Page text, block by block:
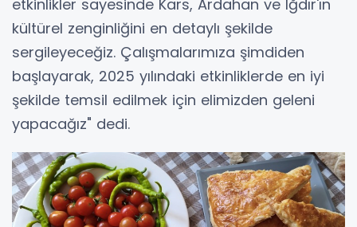
etkinlikler sayesinde Kars, Ardahan ve Iğdır'ın
kültürel zenginliğini en detaylı şekilde
sergileyeceğiz. Çalışmalarımıza şimdiden
başlayarak, 2025 yılındaki etkinliklerde en iyi
şekilde temsil edilmek için elimizden geleni
yapacağız" dedi.